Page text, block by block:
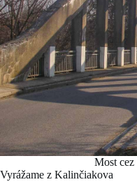
Most cez
Vyrážame z Kalinčiakova